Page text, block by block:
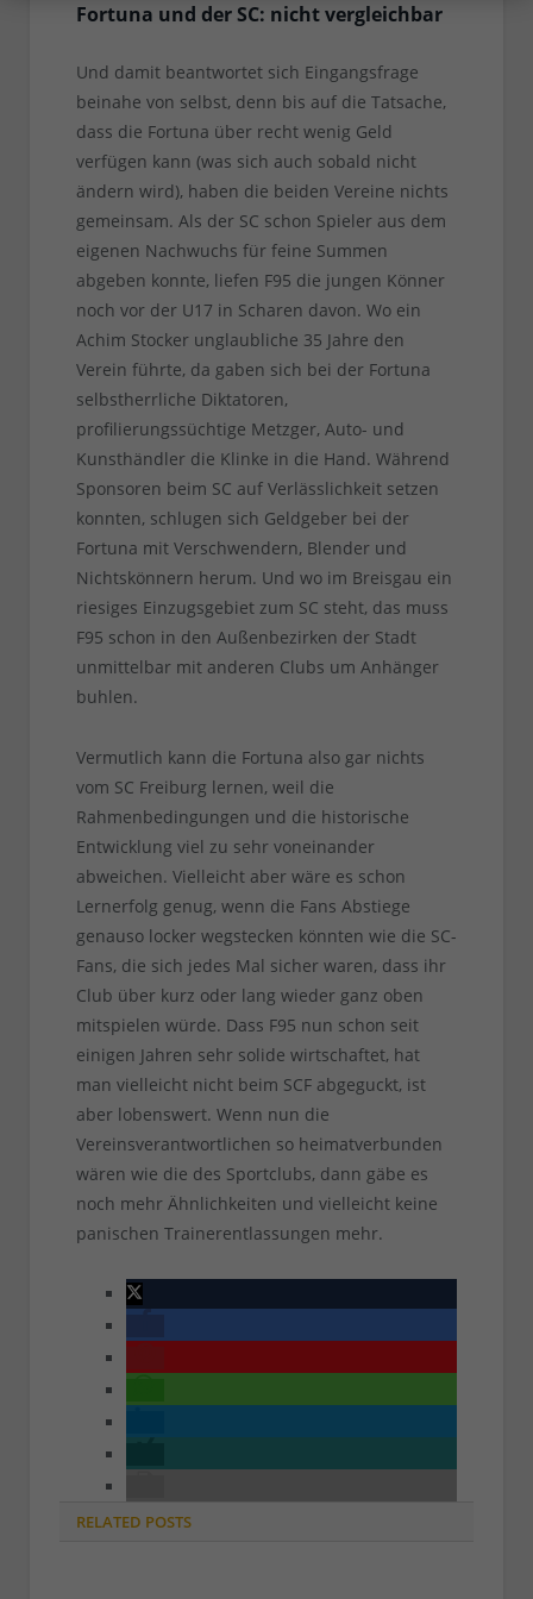
Fortuna und der SC: nicht vergleichbar
Und damit beantwortet sich Eingangsfrage
beinahe von selbst, denn bis auf die Tatsache,
dass die Fortuna über recht wenig Geld
verfügen kann (was sich auch sobald nicht
ändern wird), haben die beiden Vereine nichts
gemeinsam. Als der SC schon Spieler aus dem
eigenen Nachwuchs für feine Summen
abgeben konnte, liefen F95 die jungen Könner
noch vor der U17 in Scharen davon. Wo ein
Achim Stocker unglaubliche 35 Jahre den
Verein führte, da gaben sich bei der Fortuna
selbstherrliche Diktatoren,
profilierungssüchtige Metzger, Auto- und
Kunsthändler die Klinke in die Hand. Während
Sponsoren beim SC auf Verlässlichkeit setzen
konnten, schlugen sich Geldgeber bei der
Fortuna mit Verschwendern, Blender und
Nichtskönnern herum. Und wo im Breisgau ein
riesiges Einzugsgebiet zum SC steht, das muss
F95 schon in den Außenbezirken der Stadt
unmittelbar mit anderen Clubs um Anhänger
buhlen.
Vermutlich kann die Fortuna also gar nichts
vom SC Freiburg lernen, weil die
Rahmenbedingungen und die historische
Entwicklung viel zu sehr voneinander
abweichen. Vielleicht aber wäre es schon
Lernerfolg genug, wenn die Fans Abstiege
genauso locker wegstecken könnten wie die SC-
Fans, die sich jedes Mal sicher waren, dass ihr
Club über kurz oder lang wieder ganz oben
mitspielen würde. Dass F95 nun schon seit
einigen Jahren sehr solide wirtschaftet, hat
man vielleicht nicht beim SCF abgeguckt, ist
aber lobenswert. Wenn nun die
Vereinsverantwortlichen so heimatverbunden
wären wie die des Sportclubs, dann gäbe es
noch mehr Ähnlichkeiten und vielleicht keine
panischen Trainerentlassungen mehr.
RELATED POSTS